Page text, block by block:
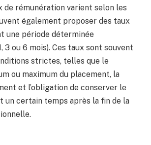
de rémunération varient selon les
également proposer des taux
une période déterminée
3 ou 6 mois). Ces taux sont souvent
strictes, telles que le
ou maximum du placement, la
et l’obligation de conserver le
un certain temps après la fin de la